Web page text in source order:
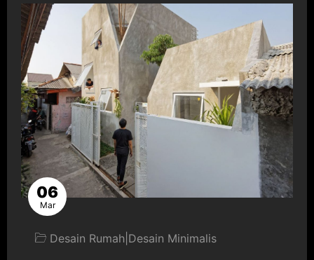
06
Mar
Desain Rumah Desain Minimalis